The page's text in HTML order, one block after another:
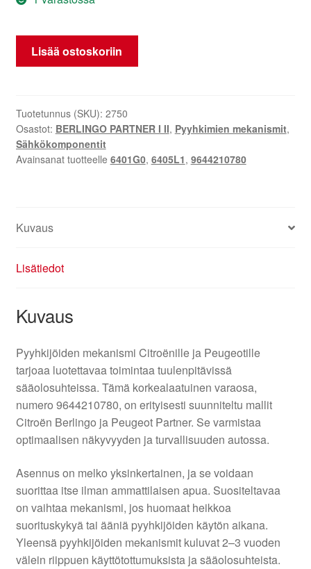
Pyyhkijän
Mekanismi
9644210780
määrä
Lisää ostoskoriin
Tuotetunnus (SKU): 2750
Osastot: BERLINGO PARTNER I II, Pyyhkimien mekanismit,
Sähkökomponentit
Avainsanat tuotteelle 6401G0, 6405L1, 9644210780
Kuvaus
Lisätiedot
Kuvaus
Pyyhkijöiden mekanismi Citroënille ja Peugeotille
tarjoaa luotettavaa toimintaa tuulenpitävissä
sääolosuhteissa. Tämä korkealaatuinen varaosa,
numero 9644210780, on erityisesti suunniteltu mallit
Citroën Berlingo ja Peugeot Partner. Se varmistaa
optimaalisen näkyvyyden ja turvallisuuden autossa.
Asennus on melko yksinkertainen, ja se voidaan
suorittaa itse ilman ammattilaisen apua. Suositeltavaa
on vaihtaa mekanismi, jos huomaat heikkoa
suorituskykyä tai ääniä pyyhkijöiden käytön aikana.
Yleensä pyyhkijöiden mekanismit kuluvat 2–3 vuoden
välein riippuen käyttötottumuksista ja sääolosuhteista.